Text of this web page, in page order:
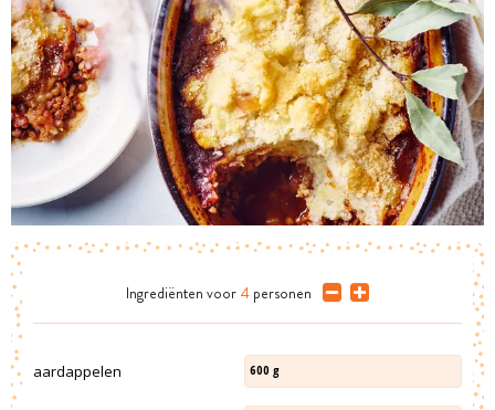
Ingrediënten voor 4 personen
aardappelen 600 g